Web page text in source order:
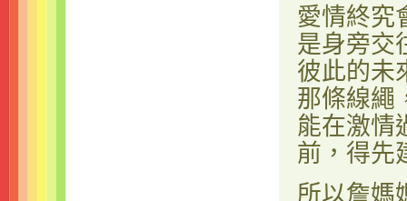
愛情終究
是身旁交
彼此的未
那條線繩
能在激情
前，得先
所以詹媽